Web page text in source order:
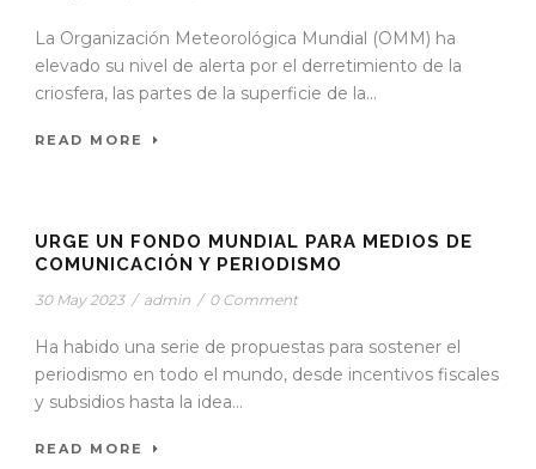
La Organización Meteorológica Mundial (OMM) ha
elevado su nivel de alerta por el derretimiento de la
criosfera, las partes de la superficie de la...
READ MORE
URGE UN FONDO MUNDIAL PARA MEDIOS DE
COMUNICACIÓN Y PERIODISMO
30 May 2023 / admin / 0 Comment
Ha habido una serie de propuestas para sostener el
periodismo en todo el mundo, desde incentivos fiscales
y subsidios hasta la idea...
READ MORE